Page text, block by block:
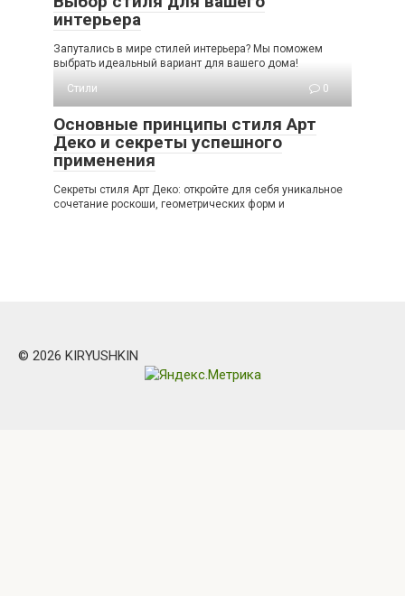
интерьера
Запутались в мире стилей интерьера? Мы поможем
выбрать идеальный вариант для вашего дома!
Стили
0
Основные принципы стиля Арт
Деко и секреты успешного
применения
Секреты стиля Арт Деко: откройте для себя уникальное
сочетание роскоши, геометрических форм и
© 2026 KIRYUSHKIN